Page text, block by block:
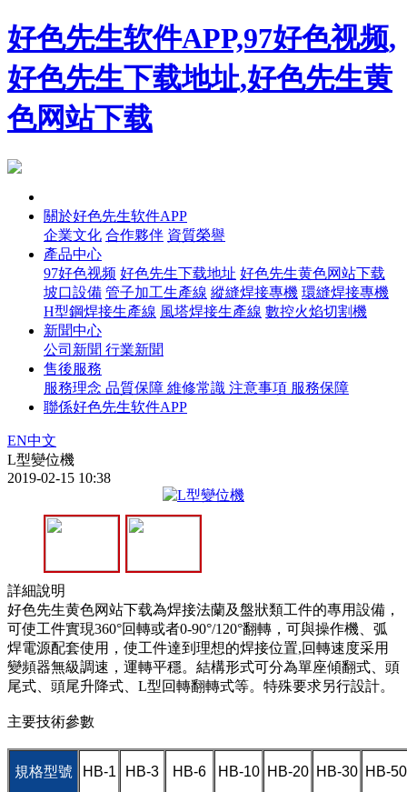
好色先生软件APP,97好色视频,
好色先生下载地址,好色先生黄
色网站下载
關於好色先生软件APP
企業文化 合作夥伴 資質榮譽
產品中心
97好色视频 好色先生下载地址 好色先生黄色网站下载
坡口設備 管子加工生產線 縱縫焊接專機 環縫焊接專機
H型鋼焊接生產線 風塔焊接生產線 數控火焰切割機
新聞中心
公司新聞 行業新聞
售後服務
服務理念 品質保障 維修常識 注意事項 服務保障
聯係好色先生软件APP
EN中文
L型變位機
2019-02-15 10:38
詳細說明
好色先生黄色网站下载為焊接法蘭及盤狀類工件的專用設備，
可使工件實現360°回轉或者0-90°/120°翻轉，可與操作機、弧
焊電源配套使用，使工件達到理想的焊接位置,回轉速度采用
變頻器無級調速，運轉平穩。結構形式可分為單座傾翻式、頭
尾式、頭尾升降式、L型回轉翻轉式等。特殊要求另行設計。
主要技術參數
規格型號 HB-1 HB-3 HB-6 HB-10 HB-20 HB-30 HB-50